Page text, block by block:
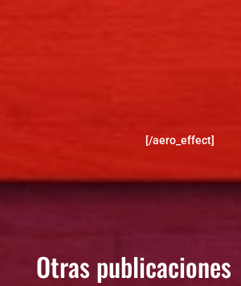
[/aero_effect]
Otras publicaciones